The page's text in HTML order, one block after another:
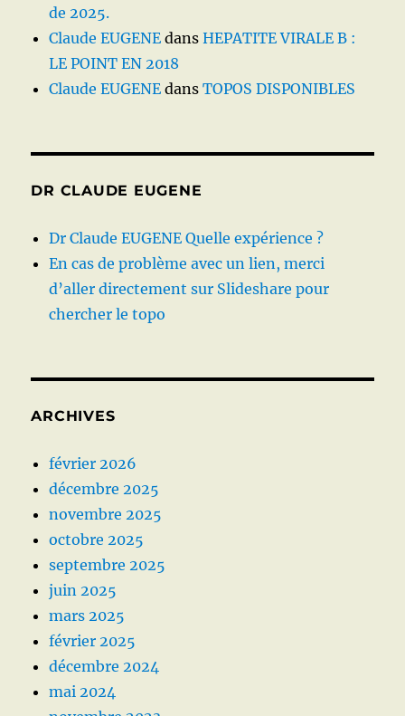
de 2025.
Claude EUGENE dansHEPATITE VIRALE B :
LE POINT EN 2018
Claude EUGENE dansTOPOS DISPONIBLES
DR CLAUDE EUGENE
Dr Claude EUGENE Quelle expérience ?
En cas de problème avec un lien, merci
d’aller directement sur Slideshare pour
chercher le topo
ARCHIVES
février 2026
décembre 2025
novembre 2025
octobre 2025
septembre 2025
juin 2025
mars 2025
février 2025
décembre 2024
mai 2024